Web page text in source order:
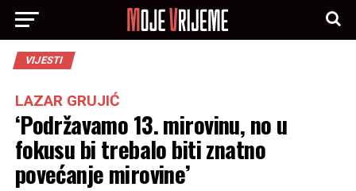
VIJESTI
LAZAR GRUJIĆ
‘Podržavamo 13. mirovinu, no u
fokusu bi trebalo biti znatno
povećanje mirovine’